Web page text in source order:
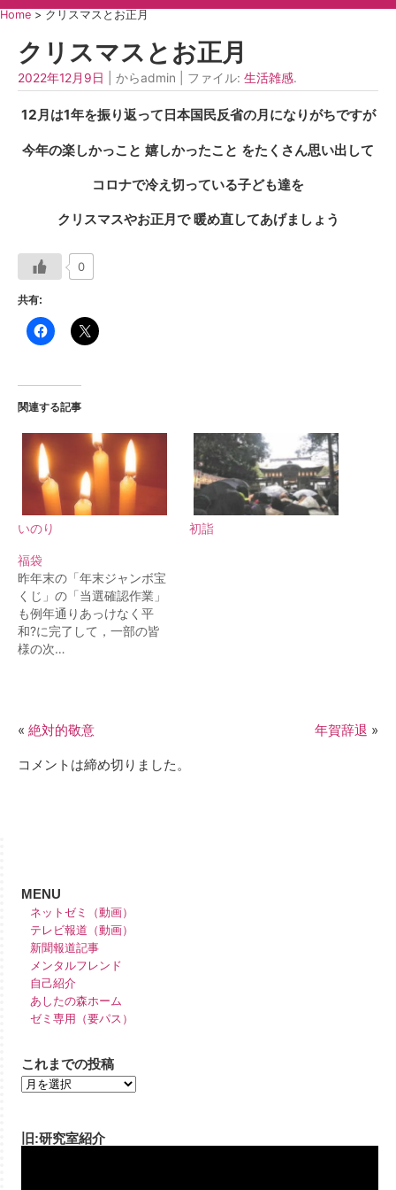
Home > クリスマスとお正月
クリスマスとお正月
2022年12月9日 | からadmin | ファイル: 生活雑感.
12月は1年を振り返って日本国民反省の月になりがちですが
今年の楽しかっこと 嬉しかったこと をたくさん思い出して
コロナで冷え切っている子ども達を
クリスマスやお正月で 暖め直してあげましょう
0
共有:
関連する記事
いのり 初詣
福袋
昨年末の「年末ジャンボ宝
くじ」の「当選確認作業」
も例年通りあっけなく平
和?に完了して，一部の皆
様の次…
« 絶対的敬意 年賀辞退 »
コメントは締め切りました。
MENU
ネットゼミ（動画）
テレビ報道（動画）
新聞報道記事
メンタルフレンド
自己紹介
あしたの森ホーム
ゼミ専用（要パス）
これまでの投稿
旧:研究室紹介